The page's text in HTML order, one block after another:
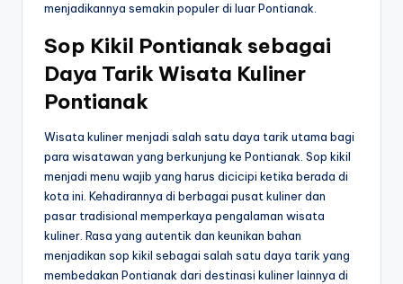
menjadikannya semakin populer di luar Pontianak.
Sop Kikil Pontianak sebagai
Daya Tarik Wisata Kuliner
Pontianak
Wisata kuliner menjadi salah satu daya tarik utama bagi
para wisatawan yang berkunjung ke Pontianak. Sop kikil
menjadi menu wajib yang harus dicicipi ketika berada di
kota ini. Kehadirannya di berbagai pusat kuliner dan
pasar tradisional memperkaya pengalaman wisata
kuliner. Rasa yang autentik dan keunikan bahan
menjadikan sop kikil sebagai salah satu daya tarik yang
membedakan Pontianak dari destinasi kuliner lainnya di